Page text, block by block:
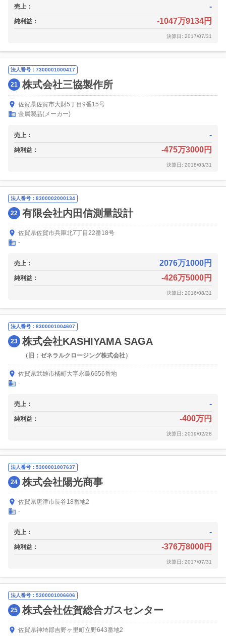
売上： -
純利益： -1047万9134円
決算日: 2017/07/31
法人番号：7300001000417
21 株式会社三協製作所
佐賀県佐賀市大財5丁目9番15号
金属製品(メーカー)
売上： -
純利益： -475万3000円
決算日: 2018/03/31
法人番号：8300002000134
22 有限会社内田信測量設計
佐賀県佐賀市兵庫北7丁目22番18号
-
売上： 2076万1000円
純利益： -426万5000円
決算日: 2016/08/31
法人番号：8300001004607
23 株式会社KASHIYAMA SAGA
（旧：ゼネラルクロージング株式会社）
佐賀県武雄市橘町大字永島6656番地
-
売上： -
純利益： -400万円
決算日: 2019/02/28
法人番号：5300001007637
24 株式会社陽光商事
佐賀県唐津市長谷18番地2
-
売上： -
純利益： -376万8000円
決算日: 2017/07/31
法人番号：5300001006606
25 株式会社佐賀総合ガスセンター
佐賀県神埼郡吉野ヶ里町立野643番地2